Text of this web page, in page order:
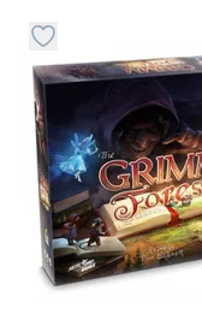
Dugme za